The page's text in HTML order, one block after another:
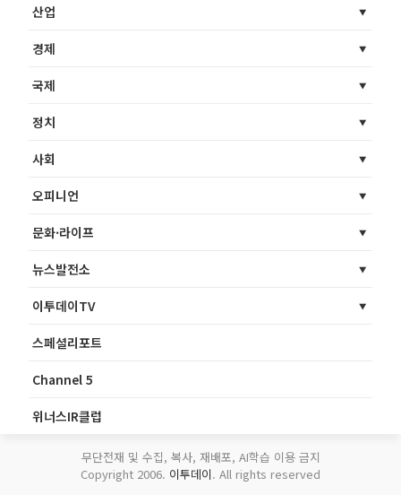
산업
경제
국제
정치
사회
오피니언
문화·라이프
뉴스발전소
이투데이TV
스페셜리포트
Channel 5
위너스IR클럽
무단전재 및 수집, 복사, 재배포, AI학습 이용 금지
Copyright 2006. 이투데이. All rights reserved